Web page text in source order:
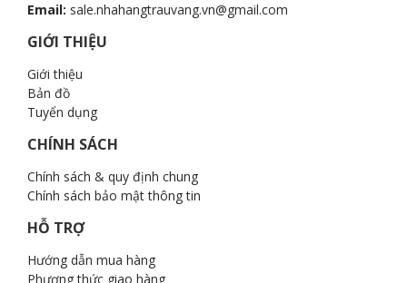
Email: sale.nhahangtrauvang.vn@gmail.com
GIỚI THIỆU
Giới thiệu
Bản đồ
Tuyển dụng
CHÍNH SÁCH
Chính sách & quy định chung
Chính sách bảo mật thông tin
HỖ TRỢ
Hướng dẫn mua hàng
Phương thức giao hàng